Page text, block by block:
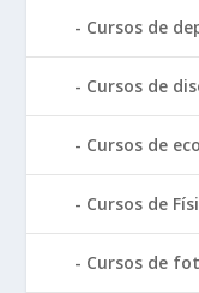
Cursos de
Cursos de
Cursos de
Cursos de
Cursos de